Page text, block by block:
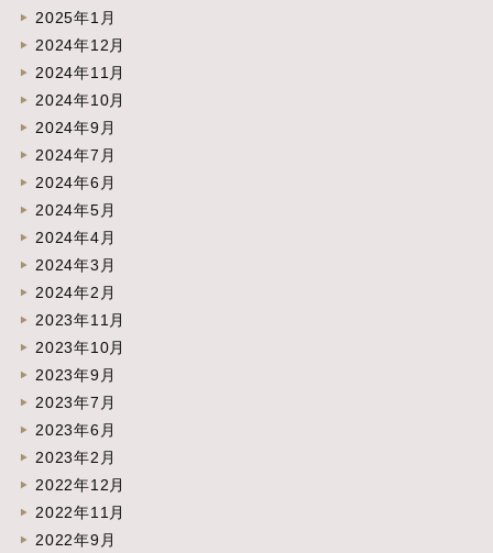
2025年1月
2024年12月
2024年11月
2024年10月
2024年9月
2024年7月
2024年6月
2024年5月
2024年4月
2024年3月
2024年2月
2023年11月
2023年10月
2023年9月
2023年7月
2023年6月
2023年2月
2022年12月
2022年11月
2022年9月